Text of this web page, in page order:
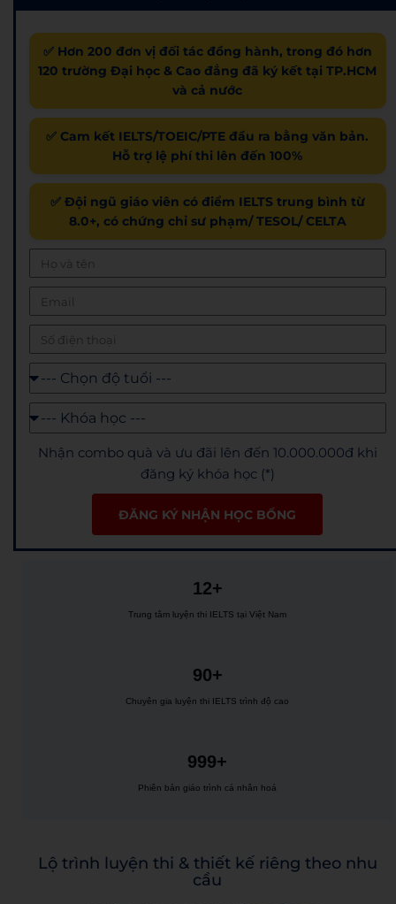
✅ Hơn 200 đơn vị đối tác đồng hành, trong đó hơn
120 trường Đại học & Cao đẳng đã ký kết tại TP.HCM
và cả nước
✅ Cam kết IELTS/TOEIC/PTE đầu ra bằng văn bản.
Hỗ trợ lệ phí thi lên đến 100%
✅ Đội ngũ giáo viên có điểm IELTS trung bình từ
8.0+, có chứng chỉ sư phạm/ TESOL/ CELTA
Nhận combo quà và ưu đãi lên đến 10.000.000đ khi
đăng ký khóa học (*)
ĐĂNG KÝ NHẬN HỌC BỔNG
12+
Trung tâm luyện thi IELTS tại Việt Nam
90+
Chuyên gia luyện thi IELTS trình độ cao
999+
Phiên bản giáo trình cá nhân hoá
Lộ trình luyện thi & thiết kế riêng theo nhu
cầu